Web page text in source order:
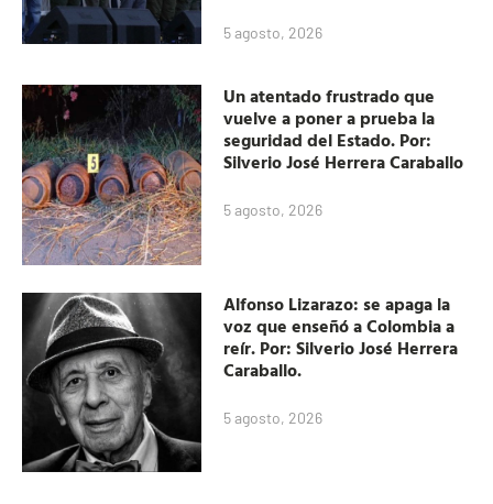
5 agosto, 2026
Un atentado frustrado que
vuelve a poner a prueba la
seguridad del Estado. Por:
Silverio José Herrera Caraballo
5 agosto, 2026
Alfonso Lizarazo: se apaga la
voz que enseñó a Colombia a
reír. Por: Silverio José Herrera
Caraballo.
5 agosto, 2026